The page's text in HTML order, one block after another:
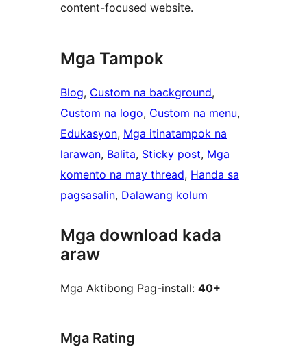
content-focused website.
Mga Tampok
Blog, Custom na background
Custom na logo, Custom na menu
Edukasyon, Mga itinatampok na
larawan, Balita, Sticky post, Mga
komento na may thread, Handa sa
pagsasalin, Dalawang kolum
Mga download kada
araw
Mga Aktibong Pag-install: 40+
Mga Rating